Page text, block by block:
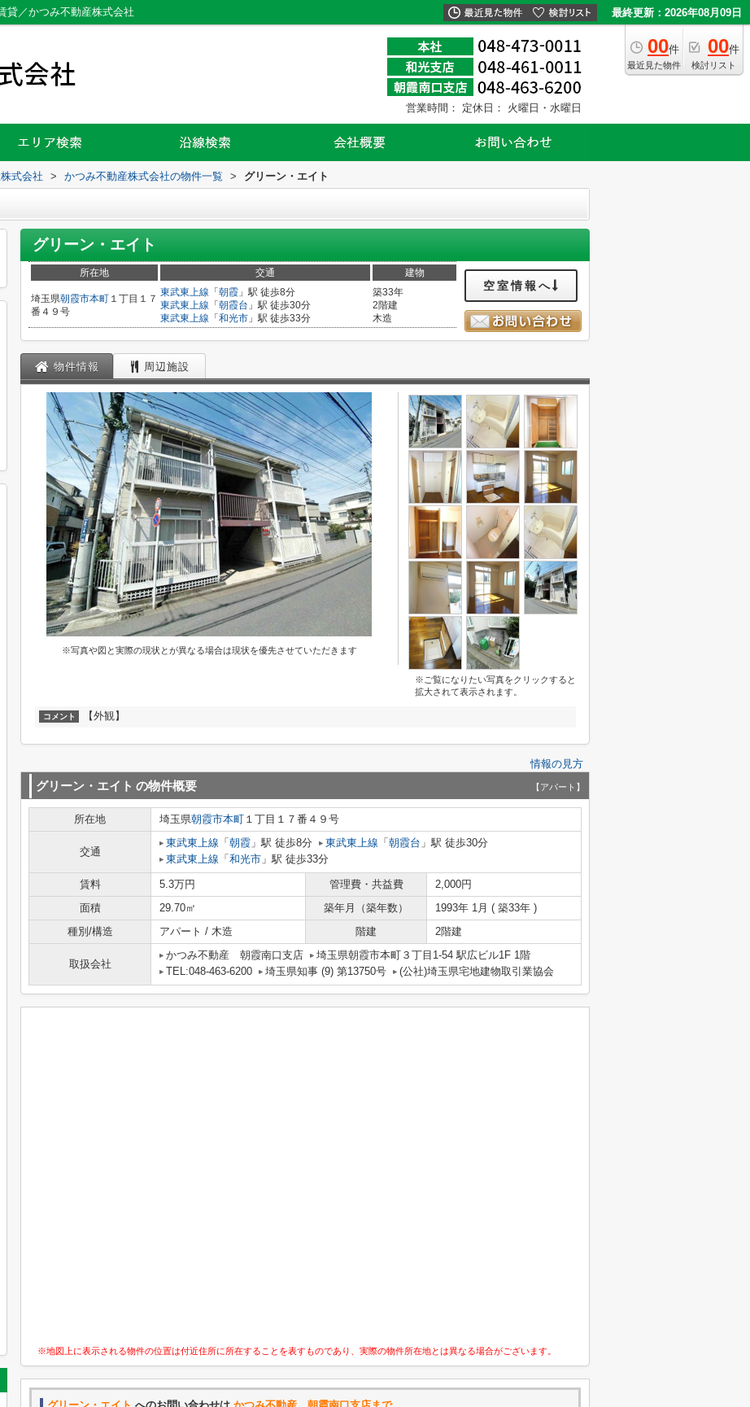
貸／かつみ不動産株式会社 最終更新：2026年08月09日
00件
最近見た物件
00件
検討リスト
営業時間： 定休日： 火曜日・水曜日
式会社 > かつみ不動産株式会社の物件一覧 > グリーン・エイト
グリーン・エイト
所在地 交通 建物
埼玉県朝霞市本町 １丁目１７
番４９号
東武東上線 「 朝霞 」駅 徒歩8分
東武東上線 「 朝霞台 」駅 徒歩30分
東武東上線 「 和光市 」駅 徒歩33分
築33年
2階建
木造
空室情報へ
物件情報 周辺施設
※写真や図と実際の現状とが異なる場合は現状を優先させていただきます
※ご覧になりたい写真をクリックすると
拡大されて表示されます。
コメント 【外観】
情報の見方
グリーン・エイト の物件概要 【アパート】
所在地 埼玉県朝霞市本町 １丁目１７番４９号
交通
東武東上線 「 朝霞 」駅 徒歩8分 東武東上線 「 朝霞台 」駅 徒歩30分
東武東上線 「 和光市 」駅 徒歩33分
賃料 5.3万円 管理費・共益費
2,000円
面積
29.70㎡ 築年月（築年数）
1993年 1月 ( 築33年 )
種別/構造
アパート / 木造 階建 2階建
取扱会社
かつみ不動産 朝霞南口支店
埼玉県朝霞市本町３丁目1-54 駅広ビル1F 1階
TEL:048-463-6200
埼玉県知事 (9) 第13750号 (公社)埼玉県宅地建物取引業協会
※地図上に表示される物件の位置は付近住所に所在することを表すものであり、実際の物件所在地とは異なる場合がございます。